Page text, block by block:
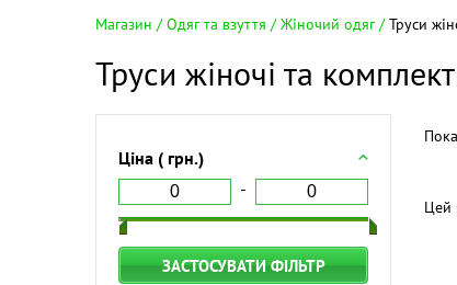
Магазин Одяг та взуття Жіночий одяг Труси
Труси жіночі та
Ціна ( грн.)
ЗАСТОСУВАТИ ФІЛЬТР
Цей